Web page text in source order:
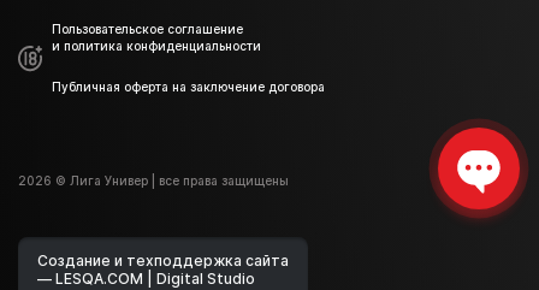
Пользовательское соглашение
и политика конфиденциальности
Публичная оферта на заключение договора
2026 © Лига Универ | все права защищены
Создание и техподдержка сайта
— LESQA.COM | Digital Studio